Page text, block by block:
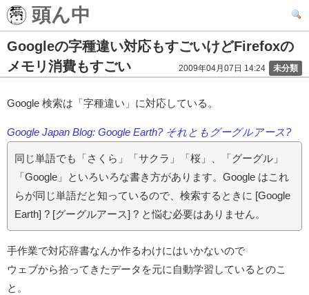
頭ん中
Googleの字種違い対応もすごいけどFirefoxの
メモリ消費もすごい
2009年04月07日 14:24 未分類
Google 検索は「字種違い」に対応している。
Google Japan Blog: Google Earth? それともグーグルアース?
同じ単語でも「さくら」「サクラ」「桜」、「グーグル」
「Google」といろいろな書き方があります。Google はこれ
らが同じ単語だと知っているので、検索するときに [Google
Earth] ? [グーグルアース] ? と悩む必要はありません。
手作業で対応辞書なんか作るわけにはいかないので
ウェブから拾ってきたデータを元に自動学習しているとのこ
と。